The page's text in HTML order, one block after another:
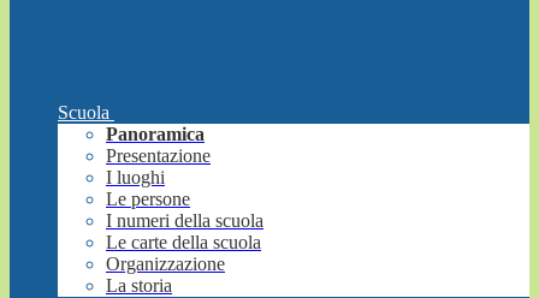
Scuola
Panoramica
Presentazione
I luoghi
Le persone
I numeri della scuola
Le carte della scuola
Organizzazione
La storia